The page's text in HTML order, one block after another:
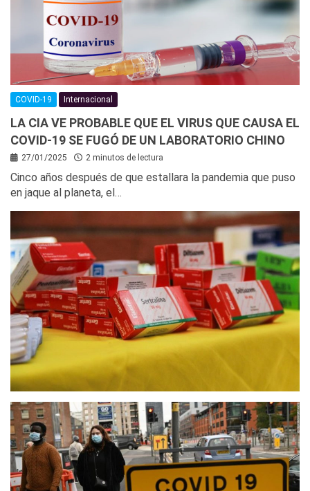
COVID-19 Internacional
LA CIA VE PROBABLE QUE EL VIRUS QUE CAUSA EL
COVID-19 SE FUGÓ DE UN LABORATORIO CHINO
27/01/2025 2 minutos de lectura
Cinco años después de que estallara la pandemia que puso
en jaque al planeta, el…